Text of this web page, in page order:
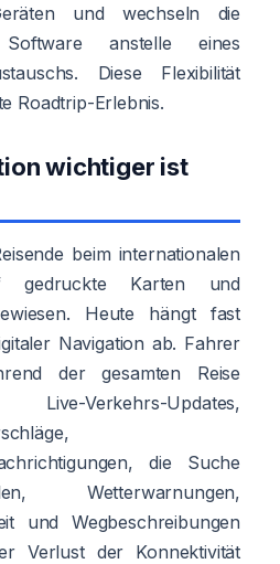
und wechseln die
anstelle eines
Diese Flexibilität
Roadtrip-Erlebnis.
wichtiger ist
beim internationalen
gedruckte Karten und
Heute hängt fast
Navigation ab. Fahrer
der gesamten Reise
Verkehrs-Updates,
die Suche
Wetterwarnungen,
und Wegbeschreibungen
Verlust der Konnektivität